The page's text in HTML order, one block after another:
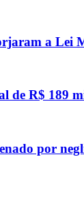
a Lei
de R$ 189
por